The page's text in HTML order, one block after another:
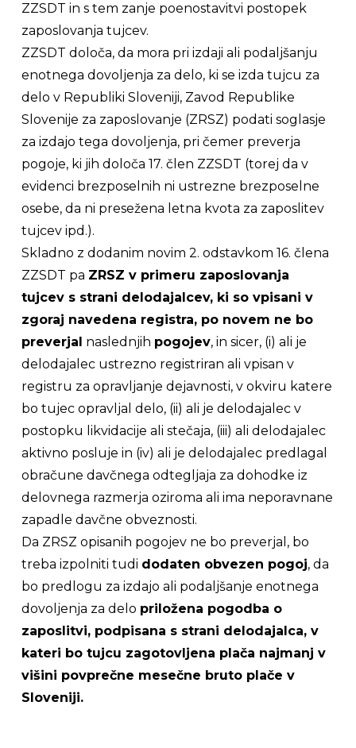
ZZSDT in s tem zanje poenostavitvi postopek
zaposlovanja tujcev.
ZZSDT določa, da mora pri izdaji ali podaljšanju
enotnega dovoljenja za delo, ki se izda tujcu za
delo v Republiki Sloveniji, Zavod Republike
Slovenije za zaposlovanje (ZRSZ) podati soglasje
za izdajo tega dovoljenja, pri čemer preverja
pogoje, ki jih določa 17. člen ZZSDT (torej da v
evidenci brezposelnih ni ustrezne brezposelne
osebe, da ni presežena letna kvota za zaposlitev
tujcev ipd.).
Skladno z dodanim novim 2. odstavkom 16. člena
ZZSDT pa ZRSZ v primeru zaposlovanja
tujcev s strani delodajalcev, ki so vpisani v
zgoraj navedena registra, po novem ne bo
preverjal naslednjih pogojev, in sicer, (i) ali je
delodajalec ustrezno registriran ali vpisan v
registru za opravljanje dejavnosti, v okviru katere
bo tujec opravljal delo, (ii) ali je delodajalec v
postopku likvidacije ali stečaja, (iii) ali delodajalec
aktivno posluje in (iv) ali je delodajalec predlagal
obračune davčnega odtegljaja za dohodke iz
delovnega razmerja oziroma ali ima neporavnane
zapadle davčne obveznosti.
Da ZRSZ opisanih pogojev ne bo preverjal, bo
treba izpolniti tudi dodaten obvezen pogoj, da
bo predlogu za izdajo ali podaljšanje enotnega
dovoljenja za delo priložena pogodba o
zaposlitvi, podpisana s strani delodajalca, v
kateri bo tujcu zagotovljena plača najmanj v
višini povprečne mesečne bruto plače v
Sloveniji.